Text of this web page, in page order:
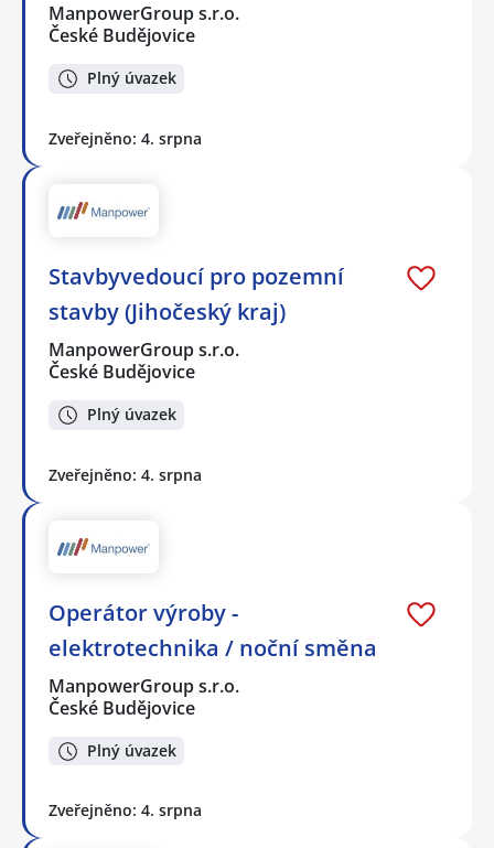
ManpowerGroup s.r.o.
České Budějovice
Plný úvazek
Zveřejněno: 4. srpna
Stavbyvedoucí pro pozemní
stavby (Jihočeský kraj)
ManpowerGroup s.r.o.
České Budějovice
Plný úvazek
Zveřejněno: 4. srpna
Operátor výroby -
elektrotechnika / noční směna
ManpowerGroup s.r.o.
České Budějovice
Plný úvazek
Zveřejněno: 4. srpna